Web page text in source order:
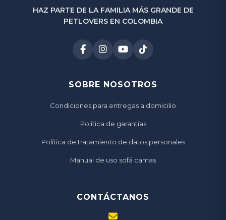
HAZ PARTE DE LA FAMILIA MÁS GRANDE DE
PETLOVERS EN COLOMBIA
SOBRE NOSOTROS
Condiciones para entregas a domicilio
Política de garantías
Política de tratamiento de datos personales
Manual de uso sofá camas
CONTÁCTANOS